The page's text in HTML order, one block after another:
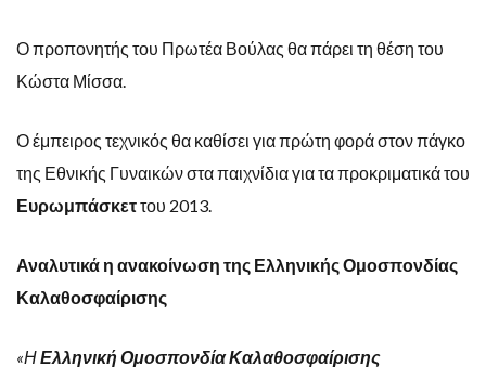
Ο προπονητής του Πρωτέα Βούλας θα πάρει τη θέση του
Κώστα Μίσσα.
Ο έμπειρος τεχνικός θα καθίσει για πρώτη φορά στον πάγκο
της Εθνικής Γυναικών στα παιχνίδια για τα προκριματικά του
Ευρωμπάσκεττου 2013.
Αναλυτικά η ανακοίνωση της Ελληνικής Ομοσπονδίας
Καλαθοσφαίρισης
«ΗΕλληνική Ομοσπονδία Καλαθοσφαίρισης